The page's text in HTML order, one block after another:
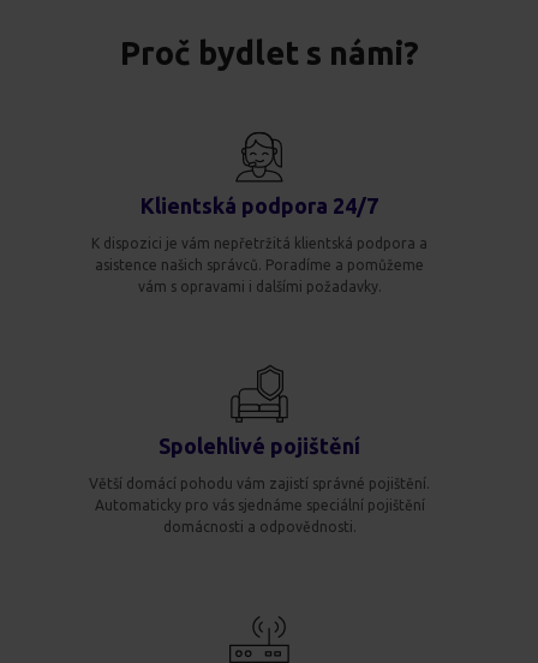
Proč bydlet s námi?
Klientská podpora 24/7
K dispozici je vám nepřetržitá klientská podpora a
asistence našich správců. Poradíme a pomůžeme
vám s opravami i dalšími požadavky.
Spolehlivé pojištění
Větší domácí pohodu vám zajistí správné pojištění.
Automaticky pro vás sjednáme speciální pojištění
domácnosti a odpovědnosti.